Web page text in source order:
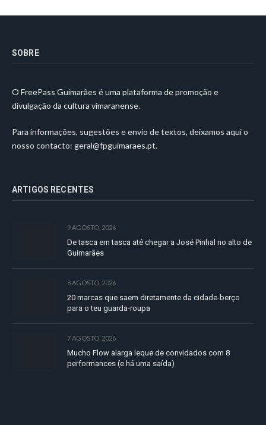
SOBRE
O FreePass Guimarães é uma plataforma de promoção e
divulgação da cultura vimaranense.
Para informações, sugestões e envio de textos, deixamos aqui o
nosso contacto: geral@fpguimaraes.pt.
ARTIGOS RECENTES
9 AGOSTO, 2026
De tasca em tasca até chegar a José Pinhal no alto de
Guimarães
8 AGOSTO, 2026
20 marcas que saem diretamente da cidade-berço
para o teu guarda-roupa
7 AGOSTO, 2026
Mucho Flow alarga leque de convidados com 8
performances (e há uma saída)